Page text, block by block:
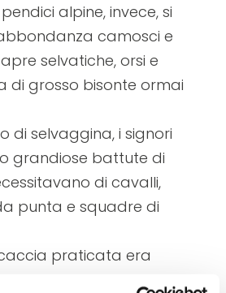
alpine, invece, si
camosci e
selvatiche, orsi e
di grosso bisonte ormai
di selvaggina, i signori
grandiose battute di
di cavalli,
punta e squadre di
praticata era